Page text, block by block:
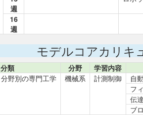
週
16
週
モデルコアカリキ
分類 分野
学習内容
分野別の専門工学 機械系 計測制御
自
フ
伝
ブ